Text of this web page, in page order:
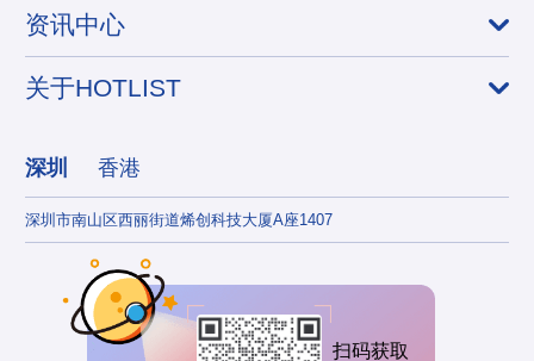
资讯中心
关于HOTLIST
深圳 香港
深圳市南山区西丽街道烯创科技大厦A座1407
扫码获取